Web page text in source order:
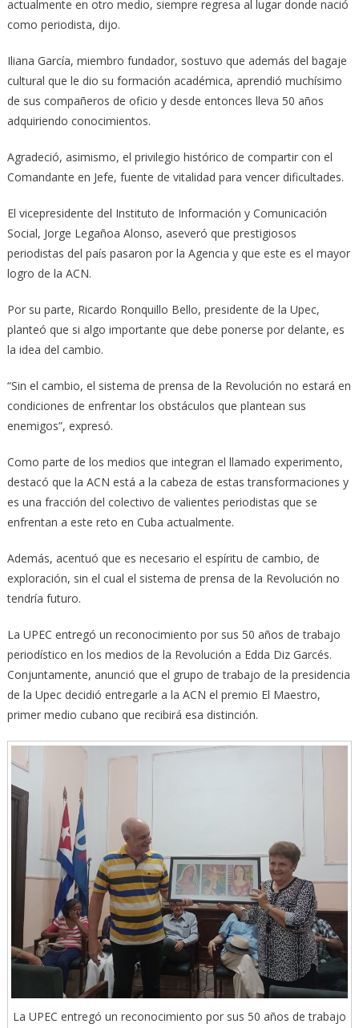
actualmente en otro medio, siempre regresa al lugar donde nació
como periodista, dijo.
Iliana García, miembro fundador, sostuvo que además del bagaje
cultural que le dio su formación académica, aprendió muchísimo
de sus compañeros de oficio y desde entonces lleva 50 años
adquiriendo conocimientos.
Agradeció, asimismo, el privilegio histórico de compartir con el
Comandante en Jefe, fuente de vitalidad para vencer dificultades.
El vicepresidente del Instituto de Información y Comunicación
Social, Jorge Legañoa Alonso, aseveró que prestigiosos
periodistas del país pasaron por la Agencia y que este es el mayor
logro de la ACN.
Por su parte, Ricardo Ronquillo Bello, presidente de la Upec,
planteó que si algo importante que debe ponerse por delante, es
la idea del cambio.
“Sin el cambio, el sistema de prensa de la Revolución no estará en
condiciones de enfrentar los obstáculos que plantean sus
enemigos”, expresó.
Como parte de los medios que integran el llamado experimento,
destacó que la ACN está a la cabeza de estas transformaciones y
es una fracción del colectivo de valientes periodistas que se
enfrentan a este reto en Cuba actualmente.
Además, acentuó que es necesario el espíritu de cambio, de
exploración, sin el cual el sistema de prensa de la Revolución no
tendría futuro.
La UPEC entregó un reconocimiento por sus 50 años de trabajo
periodístico en los medios de la Revolución a Edda Diz Garcés.
Conjuntamente, anunció que el grupo de trabajo de la presidencia
de la Upec decidió entregarle a la ACN el premio El Maestro,
primer medio cubano que recibirá esa distinción.
La UPEC entregó un reconocimiento por sus 50 años de trabajo